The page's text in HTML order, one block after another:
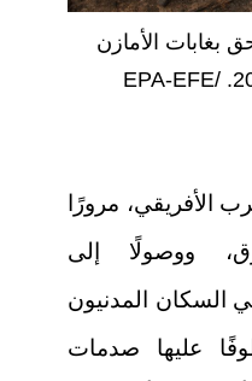
بغابات الأمازن
في 26 آب/ أغسطس 2019. EPA-EFE/
الأفريقي، مرورًا
ووصولًا إلى
السكان المدنيون
عليها صدمات